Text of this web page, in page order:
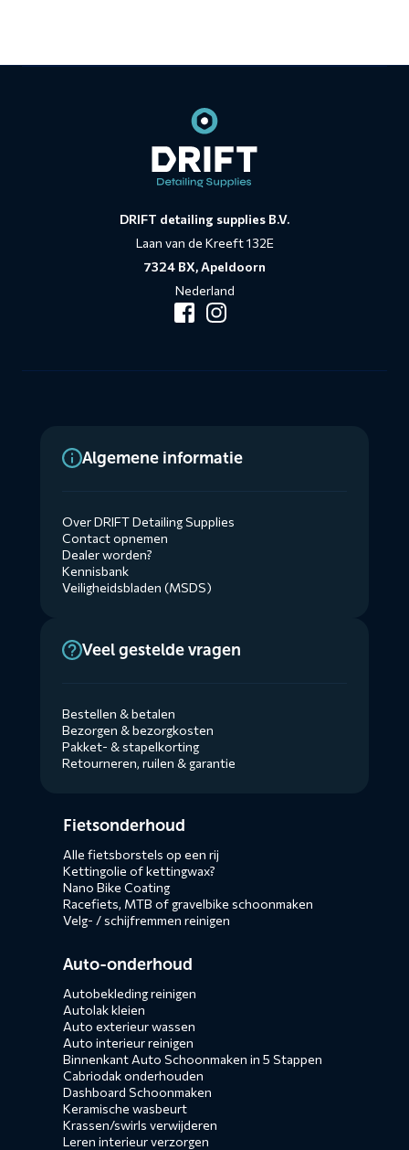
DRIFT detailing supplies B.V.
Laan van de Kreeft 132E
7324 BX, Apeldoorn
Nederland
Algemene informatie
Over DRIFT Detailing Supplies
Contact opnemen
Dealer worden?
Kennisbank
Veiligheidsbladen (MSDS)
Veel gestelde vragen
Bestellen & betalen
Bezorgen & bezorgkosten
Pakket- & stapelkorting
Retourneren, ruilen & garantie
menusFietsonderhoud
Alle fietsborstels op een rij
Kettingolie of kettingwax?
Nano Bike Coating
Racefiets, MTB of gravelbike schoonmaken
Velg- / schijfremmen reinigen
Auto-onderhoud
Autobekleding reinigen
Autolak kleien
Auto exterieur wassen
Auto interieur reinigen
Binnenkant Auto Schoonmaken in 5 Stappen
Cabriodak onderhouden
Dashboard Schoonmaken
Keramische wasbeurt
Krassen/swirls verwijderen
Leren interieur verzorgen